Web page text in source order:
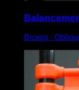
Biceps ∙